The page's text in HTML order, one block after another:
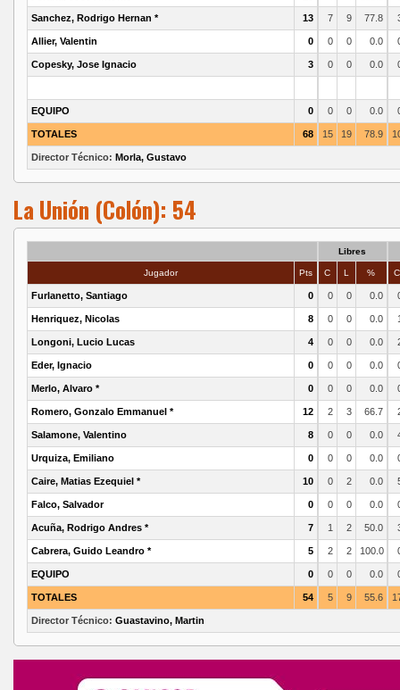
Sanchez, Rodrigo Hernan * 13 7 9 77.8
Allier, Valentin 0 0 0 0.0
Copesky, Jose Ignacio 3 0 0 0.0
EQUIPO 0 0 0 0.0
TOTALES 68 15 19 78.9
Director Técnico: Morla, Gustavo
La Unión (Colón): 54
Libres
Jugador Pts C L % C
Furlanetto, Santiago 0 0 0 0.0
Henriquez, Nicolas 8 0 0 0.0
Longoni, Lucio Lucas 4 0 0 0.0
Eder, Ignacio 0 0 0 0.0
Merlo, Alvaro * 0 0 0 0.0
Romero, Gonzalo Emmanuel * 12 2 3 66.7
Salamone, Valentino 8 0 0 0.0
Urquiza, Emiliano 0 0 0 0.0
Caire, Matias Ezequiel * 10 0 2 0.0
Falco, Salvador 0 0 0 0.0
Acuña, Rodrigo Andres * 7 1 2 50.0
Cabrera, Guido Leandro * 5 2 2 100.0
EQUIPO 0 0 0 0.0
TOTALES 54 5 9 55.6
Director Técnico: Guastavino, Martin